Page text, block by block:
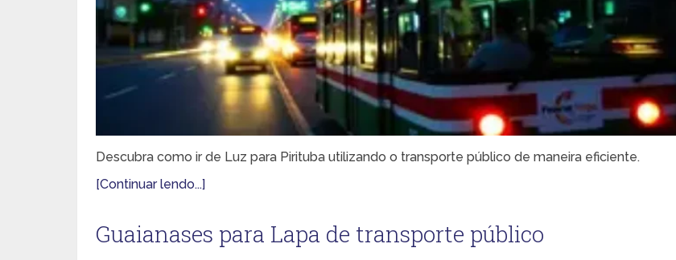
Descubra como ir de Luz para Pirituba utilizando o transporte público de maneira eficiente.
[Continuar lendo...]
Guaianases para Lapa de transporte público